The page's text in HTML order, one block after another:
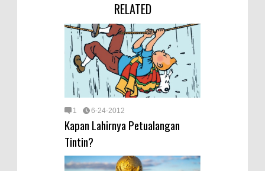
RELATED
1 6-24-2012
Kapan Lahirnya Petualangan
Tintin?